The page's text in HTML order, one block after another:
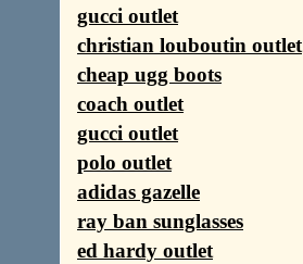
gucci outlet
christian louboutin outlet
cheap ugg boots
coach outlet
gucci outlet
polo outlet
adidas gazelle
ray ban sunglasses
ed hardy outlet